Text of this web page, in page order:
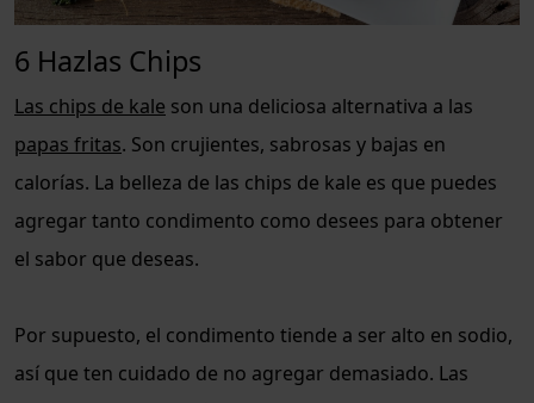
6 Hazlas Chips
Las chips de kale son una deliciosa alternativa a las
papas fritas. Son crujientes, sabrosas y bajas en
calorías. La belleza de las chips de kale es que puedes
agregar tanto condimento como desees para obtener
el sabor que deseas.
Por supuesto, el condimento tiende a ser alto en sodio,
así que ten cuidado de no agregar demasiado. Las